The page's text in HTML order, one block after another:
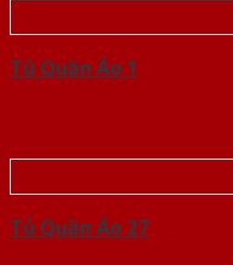
Tủ Quần Áo 1
Tủ Quần Áo 27